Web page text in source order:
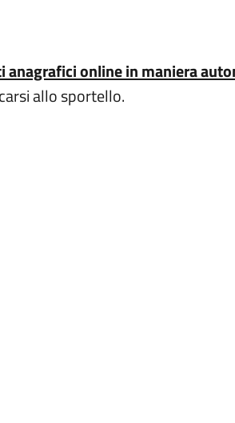
anagrafici online in maniera
allo sportello.